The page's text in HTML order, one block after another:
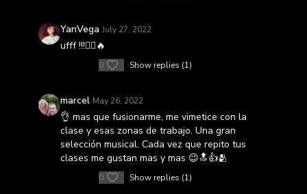
YanVega July 27, 2022
ufff !!!🚴‍♀️🔥
0 Show replies (1)
marcel May 26, 2022
👌 mas que fusionarme, me vimetice con la
clase y esas zonas de trabajo. Una gran
selección musical. Cada vez que repito tus
clases me gustan mas y mas 😉🔝👍🫂
0 Show replies (1)